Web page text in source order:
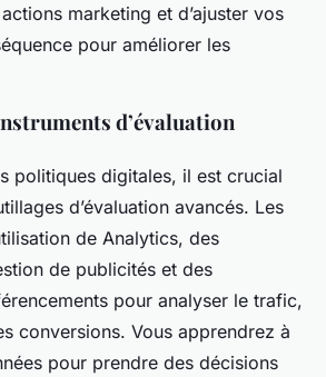
marketing et d’ajuster vos
pour améliorer les
d’évaluation
politiques digitales, il est crucial
d’évaluation avancés. Les
de Analytics, des
de publicités et des
pour analyser le trafic,
conversions. Vous apprendrez à
pour prendre des décisions